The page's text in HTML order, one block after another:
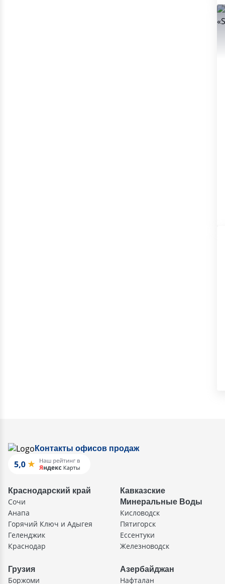
Контакты офисов продаж
Краснодарский край
Сочи
Анапа
Горячий Ключ и Адыгея
Геленджик
Краснодар
Кавказские
Минеральные Воды
Кисловодск
Пятигорск
Ессентуки
Железноводск
Грузия
Боржоми
Азербайджан
Нафталан